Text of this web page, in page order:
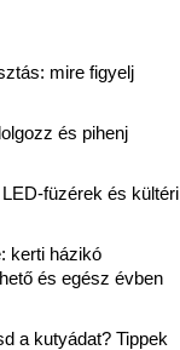
mire figyelj
és pihenj
füzérek és kültéri
kerti házikó
és egész évben
a kutyádat? Tippek